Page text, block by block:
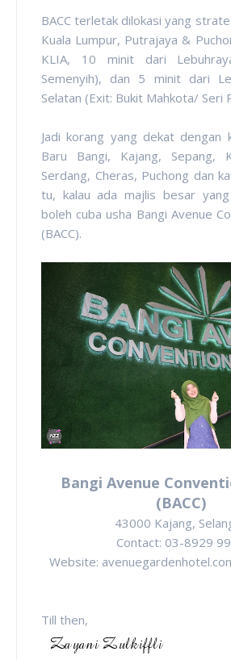
BACC terletak dilokasi yang
Kuala Lumpur, Putrajaya &
KLIA, 10 minit dari
Semenyih), dan 5 minit dari
Selatan (Exit: Bukit Mahkota/ Seri
Jadi korang yang dekat dengan
Baru Bangi, Kajang, Sepang,
Serdang, Cheras, Puchong dan
tu, kalau ada majlis besar yang
boleh cuba usha Bangi Avenue
(BACC).
Bangi Avenue
(BACC)
43000 Kajang,
Contact: 03-8929
Website:
Till then,